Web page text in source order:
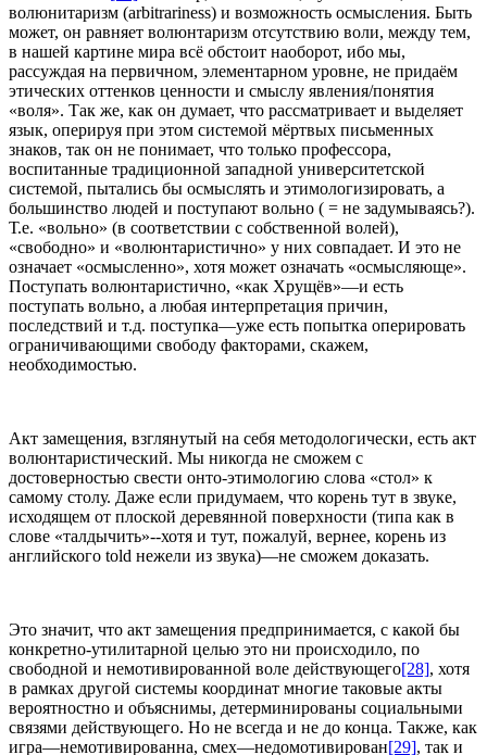
волюнитаризм (arbitrariness) и возможность осмысления. Быть
может, он равняет волюнтаризм отсутствию воли, между тем,
в нашей картине мира всё обстоит наоборот, ибо мы,
рассуждая на первичном, элементарном уровне, не придаём
этических оттенков ценности и смыслу явления/понятия
«воля». Так же, как он думает, что рассматривает и выделяет
язык, оперируя при этом системой мёртвых письменных
знаков, так он не понимает, что только профессора,
воспитанные традиционной западной университетской
системой, пытались бы осмыслять и этимологизировать, а
большинство людей и поступают вольно ( = не задумываясь?).
Т.е. «вольно» (в соответствии с собственной волей),
«свободно» и «волюнтаристично» у них совпадает. И это не
означает «осмысленно», хотя может означать «осмысляюще».
Поступать волюнтаристично, «как Хрущёв»—и есть
поступать вольно, а любая интерпретация причин,
последствий и т.д. поступка—уже есть попытка оперировать
ограничивающими свободу факторами, скажем,
необходимостью.
Акт замещения, взглянутый на себя методологически, есть акт
волюнтаристический. Мы никогда не сможем с
достоверностью свести онто-этимологию слова «стол» к
самому столу. Даже если придумаем, что корень тут в звуке,
исходящем от плоской деревянной поверхности (типа как в
слове «талдычить»--хотя и тут, пожалуй, вернее, корень из
английского told нежели из звука)—не сможем доказать.
Это значит, что акт замещения предпринимается, с какой бы
конкретно-утилитарной целью это ни происходило, по
свободной и немотивированной воле действующего[28], хотя
в рамках другой системы координат многие таковые акты
вероятностно и объяснимы, детерминированы социальными
связями действующего. Но не всегда и не до конца. Также, как
игра—немотивированна, смех—недомотивирован[29], так и